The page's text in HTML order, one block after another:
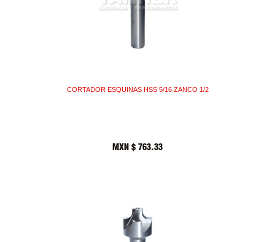
CORTADOR ESQUINAS HSS 5/16 ZANCO 1/2
MXN $ 763.33